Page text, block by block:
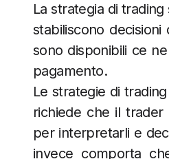
La strategia di
stabiliscono
sono disponibili ce
pagamento.
Le strategie di
richiede che il
per interpretarli e
invece comporta